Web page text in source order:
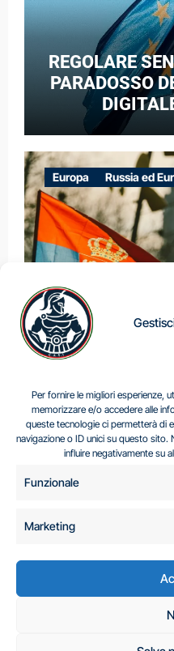
Per fornire le migliori esperienze,
memorizzare e/o accedere alle
queste tecnologie ci permetterà di
navigazione o ID unici su questo
influire negativamente su
Funzionale
Marketing
REGOLARE
PARADOSSO
Europa Russia ed
Centro Analisi e Studi
Analisi e